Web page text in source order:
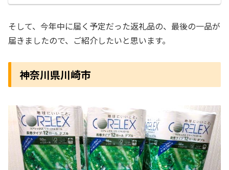
そして、今年中に届く予定だった返礼品の、最後の一品が
届きましたので、ご紹介したいと思います。
神奈川県川崎市